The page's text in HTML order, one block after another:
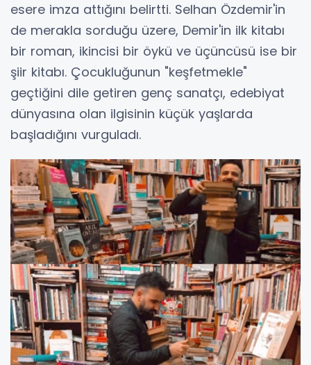
esere imza attığını belirtti. Selhan Özdemir'in
de merakla sorduğu üzere, Demir'in ilk kitabı
bir roman, ikincisi bir öykü ve üçüncüsü ise bir
şiir kitabı. Çocukluğunun "keşfetmekle"
geçtiğini dile getiren genç sanatçı, edebiyat
dünyasına olan ilgisinin küçük yaşlarda
başladığını vurguladı.